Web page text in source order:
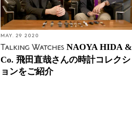
MAY. 29 2020
Talking Watches NAOYA HIDA &
Co. 飛田直哉さんの時計コレクシ
ョンをご紹介